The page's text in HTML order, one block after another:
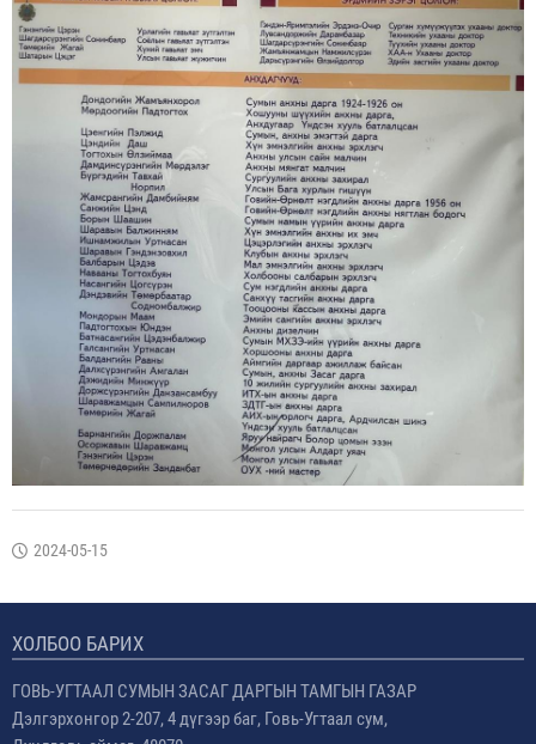
2024-05-15
ХОЛБОО БАРИХ
ГОВЬ-УГТААЛ СУМЫН ЗАСАГ ДАРГЫН ТАМГЫН ГАЗАР
Дэлгэрхонгор 2-207, 4 дүгээр баг, Говь-Угтаал сум,